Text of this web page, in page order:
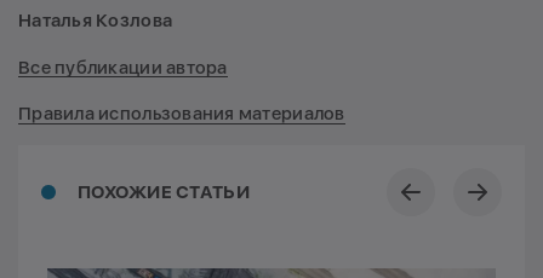
ПОХОЖИЕ СТАТЬИ
Наталья Козлова
Все публикации автора
Правила использования материалов